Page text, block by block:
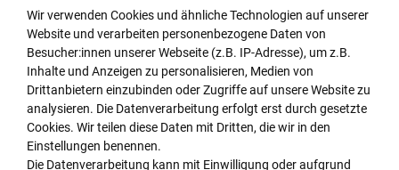
können Sie auch echte Kaffee-Liebhaber begeistern.
Beispielsweise mit Espresso-Getränken wie Latte macchiato
und Cappuccino.
Doch auch die Kapazität ist beachtlich und den
Anforderungen in der Gastronomie gewachsen. Mit einem
Festwasseranschluss, einer zusätzlichen Brühgruppe mit
einem Bohnenbehälter und großem Fassungsvermögen,
verfügt Ihr Betrieb über eine ausgezeichnete Tagesleistung.
Wir verwenden Cookies und ähnliche Technologien auf unserer
Website und verarbeiten personenbezogene Daten von
Besucher:innen unserer Webseite (z.B. IP-Adresse), um z.B.
Inhalte und Anzeigen zu personalisieren, Medien von
Drittanbietern einzubinden oder Zugriffe auf unsere Website zu
analysieren. Die Datenverarbeitung erfolgt erst durch gesetzte
Cookies. Wir teilen diese Daten mit Dritten, die wir in den
Einstellungen benennen.
Die Datenverarbeitung kann mit Einwilligung oder aufgrund